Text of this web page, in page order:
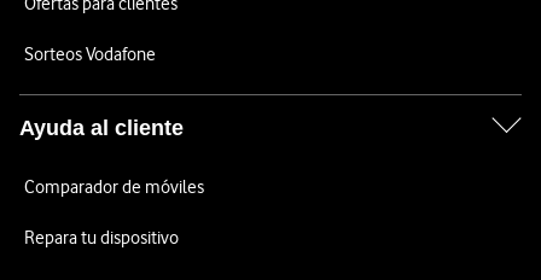
Sorteos Vodafone
Ayuda al cliente
Comparador de móviles
Repara tu dispositivo